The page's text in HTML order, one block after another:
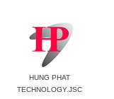
HUNG PHAT
TECHNOLOGY.JSC